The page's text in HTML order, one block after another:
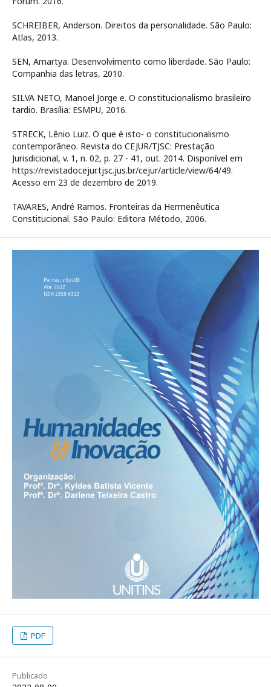
SCHREIBER, Anderson. Direitos da personalidade. São Paulo:
Atlas, 2013.
SEN, Amartya. Desenvolvimento como liberdade. São Paulo:
Companhia das letras, 2010.
SILVA NETO, Manoel Jorge e. O constitucionalismo brasileiro
tardio. Brasília: ESMPU, 2016.
STRECK, Lênio Luiz. O que é isto- o constitucionalismo
contemporâneo. Revista do CEJUR/TJSC: Prestação
Jurisdicional, v. 1, n. 02, p. 27 - 41, out. 2014. Disponível em
https://revistadocejur.tjsc.jus.br/cejur/article/view/64/49.
Acesso em 23 de dezembro de 2019.
TAVARES, André Ramos. Fronteiras da Hermenêutica
Constitucional. São Paulo: Editora Método, 2006.
PDF
Publicado